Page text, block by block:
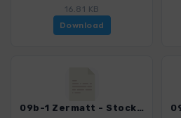
16.81 KB
Download
09b-1 Zermatt - Stockhorn - Grenzgletscher - Monte-Rosa-Hütte.gpx